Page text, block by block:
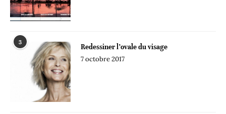
3
Redessiner l’ovale du visage
7 octobre 2017